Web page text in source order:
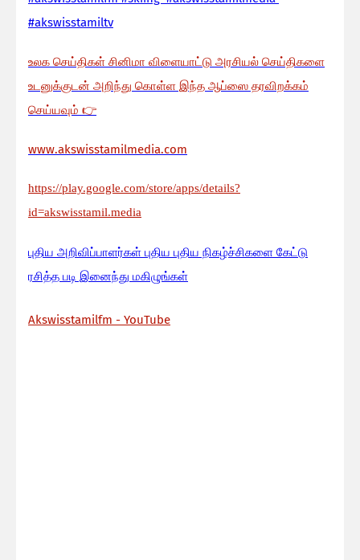
#akswisstamiltv
உலக செய்திகள் சினிமா விளையாட்டு அரசியல் செய்திகளை
உடனுக்குடன் அறிந்து கொள்ள இந்த ஆப்ஸை தரவிறக்கம்
செய்யவும் 👉
www.akswisstamilmedia.com
https://play.google.com/store/apps/details?
id=akswisstamil.media
புதிய அறிவிப்பாளர்கள் புதிய புதிய நிகழ்ச்சிகளை கேட்டு
ரசித்த படி இனைந்து மகிழுங்கள்
Akswisstamilfm - YouTube